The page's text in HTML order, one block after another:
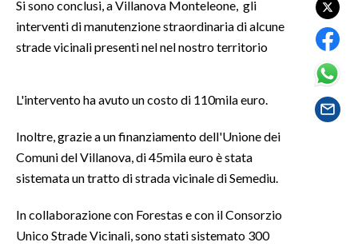
SALUTE
SARDI NEL MONDO
NOTIZIE
EVENTI
#CARAUNIONE
Si sono conclusi, a Villanova Monteleone, gli
interventi di manutenzione straordinaria di alcune
strade vicinali presenti nel nel nostro territorio
L'intervento ha avuto un costo di 110mila euro.
Inoltre, grazie a un finanziamento dell'Unione dei
Comuni del Villanova, di 45mila euro è stata
sistemata un tratto di strada vicinale di Semediu.
In collaborazione con Forestas e con il Consorzio
Unico Strade Vicinali, sono stati sistemato 300